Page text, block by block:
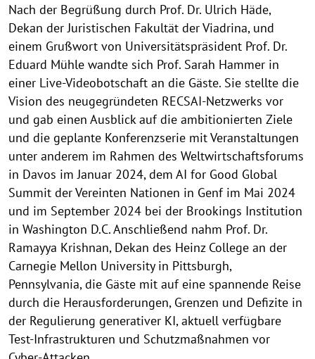
Nach der Begrüßung durch Prof. Dr. Ulrich Häde,
Dekan der Juristischen Fakultät der Viadrina, und
einem Grußwort von Universitätspräsident Prof. Dr.
Eduard Mühle wandte sich Prof. Sarah Hammer in
einer Live-Videobotschaft an die Gäste. Sie stellte die
Vision des neugegründeten RECSAI-Netzwerks vor
und gab einen Ausblick auf die ambitionierten Ziele
und die geplante Konferenzserie mit Veranstaltungen
unter anderem im Rahmen des Weltwirtschaftsforums
in Davos im Januar 2024, dem AI for Good Global
Summit der Vereinten Nationen in Genf im Mai 2024
und im September 2024 bei der Brookings Institution
in Washington D.C. Anschließend nahm Prof. Dr.
Ramayya Krishnan, Dekan des Heinz College an der
Carnegie Mellon University in Pittsburgh,
Pennsylvania, die Gäste mit auf eine spannende Reise
durch die Herausforderungen, Grenzen und Defizite in
der Regulierung generativer KI, aktuell verfügbare
Test-Infrastrukturen und Schutzmaßnahmen vor